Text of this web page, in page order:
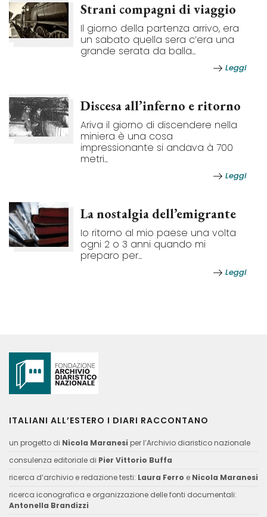
Strani compagni di viaggio
Il giorno della partenza arrivo, era
un sabato quella sera c’era una
grande serata da balla...
Leggi
Discesa all’inferno e ritorno
Ariva il giorno di discendere nella
miniera è una cosa
impressionante si andava à 700
metri...
Leggi
La nostalgia dell’emigrante
Io ritorno al mio paese una volta
ogni 2 o 3 anni quando mi
preparo per...
Leggi
ITALIANI ALL’ESTERO I DIARI RACCONTANO
un progetto di Nicola Maranesi per l’Archivio diaristico nazionale
consulenza editoriale di Pier Vittorio Buffa
ricerca d’archivio e redazione testi: Laura Ferro e Nicola Maranesi
ricerca iconografica e organizzazione delle fonti documentali:
Antonella Brandizzi